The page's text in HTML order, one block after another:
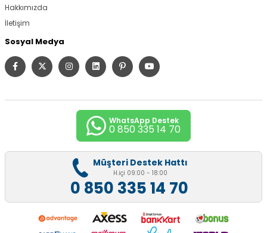
Hakkımızda
İletişim
Sosyal Medya
WhatsApp Destek
0 850 335 14 70
Müşteri Destek Hattı
H.içi 09:00 - 18:00
0 850 335 14 70